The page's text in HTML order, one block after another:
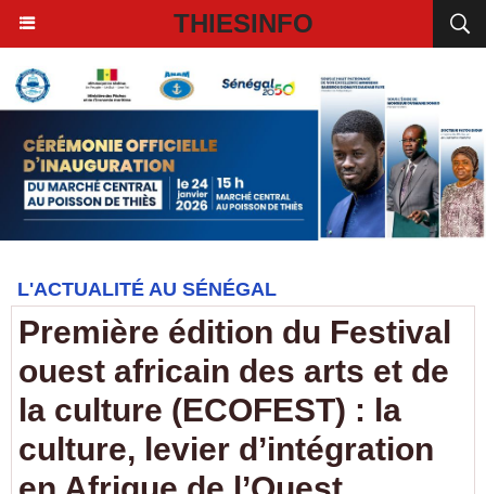
THIESINFO
L'ACTUALITÉ AU SÉNÉGAL
Première édition du Festival
ouest africain des arts et de
la culture (ECOFEST) : la
culture, levier d’intégration